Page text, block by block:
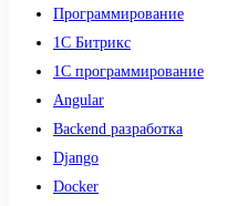
Программирование
1С Битрикс
1С программирование
Angular
Backend разработка
Django
Docker